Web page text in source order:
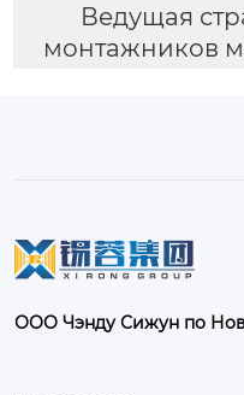
Ведущая
монтажников
ООО Чэнду Сижун по